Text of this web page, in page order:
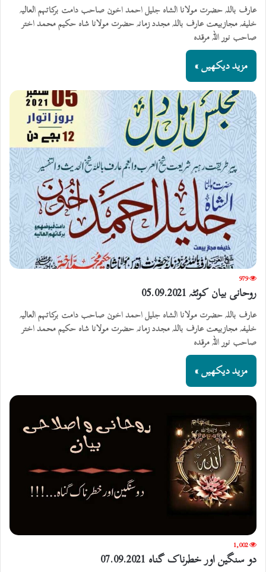
عارف باللہ حضرت مولانا الشاہ جلیل احمد اخون صاحب دامت برکاتہم العالیہ
خلیفہ مجازبیعت عارف باللہ مجدد زمانہ حضرت مولانا شاہ حکیم محمد اختر
صاحب نور اللہ مرقدہ
مزید دیکھیں »
979
روحانی بیان کوئٹہ 05.09.2021
عارف باللہ حضرت مولانا الشاہ جلیل احمد اخون صاحب دامت برکاتہم العالیہ
خلیفہ مجازبیعت عارف باللہ مجدد زمانہ حضرت مولانا شاہ حکیم محمد اختر
صاحب نور اللہ مرقدہ
مزید دیکھیں »
1,002
دو سنگین اور خطرناک گناہ 07.09.2021